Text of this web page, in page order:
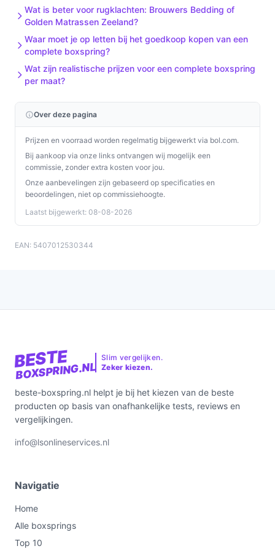
Wat is beter voor rugklachten: Brouwers Bedding of
Golden Matrassen Zeeland?
Waar moet je op letten bij het goedkoop kopen van een
complete boxspring?
Wat zijn realistische prijzen voor een complete boxspring
per maat?
Over deze pagina
Prijzen en voorraad worden regelmatig bijgewerkt via bol.com.
Bij aankoop via onze links ontvangen wij mogelijk een
commissie, zonder extra kosten voor jou.
Onze aanbevelingen zijn gebaseerd op specificaties en
beoordelingen, niet op commissiehoogte.
Laatst bijgewerkt: 08-08-2026
EAN: 5407012530344
BESTE
BOXSPRING.NL
Slim vergelijken.
Zeker kiezen.
beste-boxspring.nl helpt je bij het kiezen van de beste
producten op basis van onafhankelijke tests, reviews en
vergelijkingen.
info@lsonlineservices.nl
Navigatie
Home
Alle boxsprings
Top 10